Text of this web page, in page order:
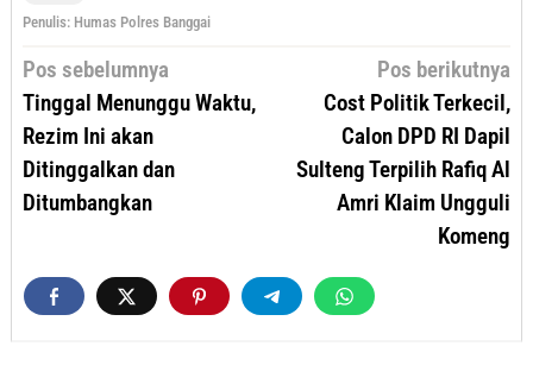
Penulis: Humas Polres Banggai
Navigasi
Pos sebelumnya
Tinggal Menunggu Waktu,
Rezim Ini akan
Ditinggalkan dan
Ditumbangkan
Pos berikutnya
Cost Politik Terkecil,
Calon DPD RI Dapil
Sulteng Terpilih Rafiq Al
Amri Klaim Ungguli
Komeng